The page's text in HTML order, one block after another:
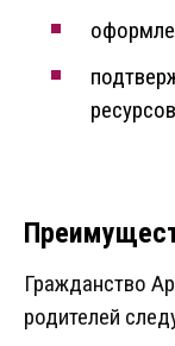
Гражданство
родителей